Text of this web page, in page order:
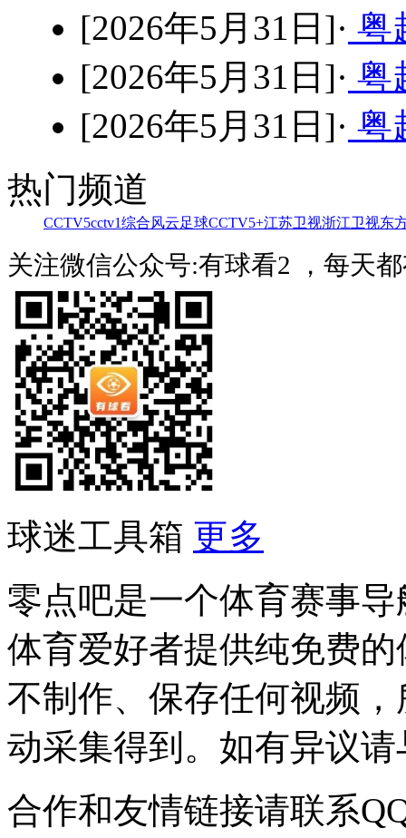
[2026年5月31日]· 粤
[2026年5月31日]· 粤
[2026年5月31日]· 粤
热门频道
CCTV5cctv1综合风云足球CCTV5+江苏卫视浙江卫视东
关注微信公众号:有球看2 ，每天
球迷工具箱 更多
零点吧是一个体育赛事
体育爱好者提供纯免费
不制作、保存任何视频
动采集得到。如有异议
合作和友情链接请联系